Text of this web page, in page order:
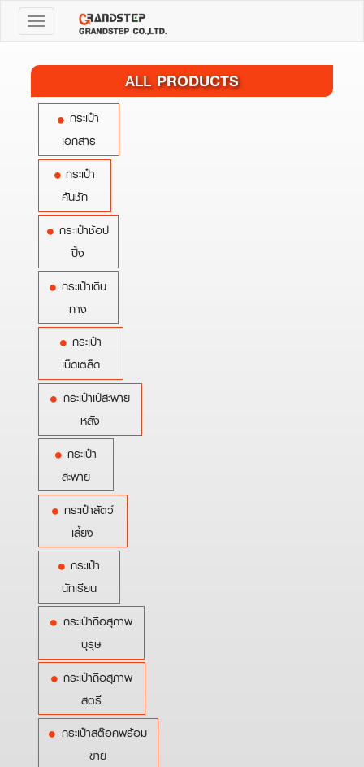
Toggle
ALL PRODUCTS
กระเป๋า
เอกสาร
กระเป๋า
คันชัก
กระเป๋าช้อป
ปิ้ง
กระเป๋าเดิน
ทาง
กระเป๋า
เบ็ดเตล็ด
กระเป๋าเป้สะพาย
หลัง
กระเป๋า
สะพาย
กระเป๋าสัตว์
เลี้ยง
กระเป๋า
นักเรียน
กระเป๋าถือสุภาพ
บุรุษ
กระเป๋าถือสุภาพ
สตรี
กระเป๋าสต๊อคพร้อม
ขาย